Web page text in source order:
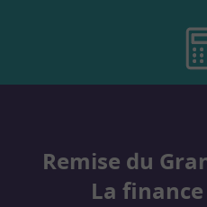
Remise du
La